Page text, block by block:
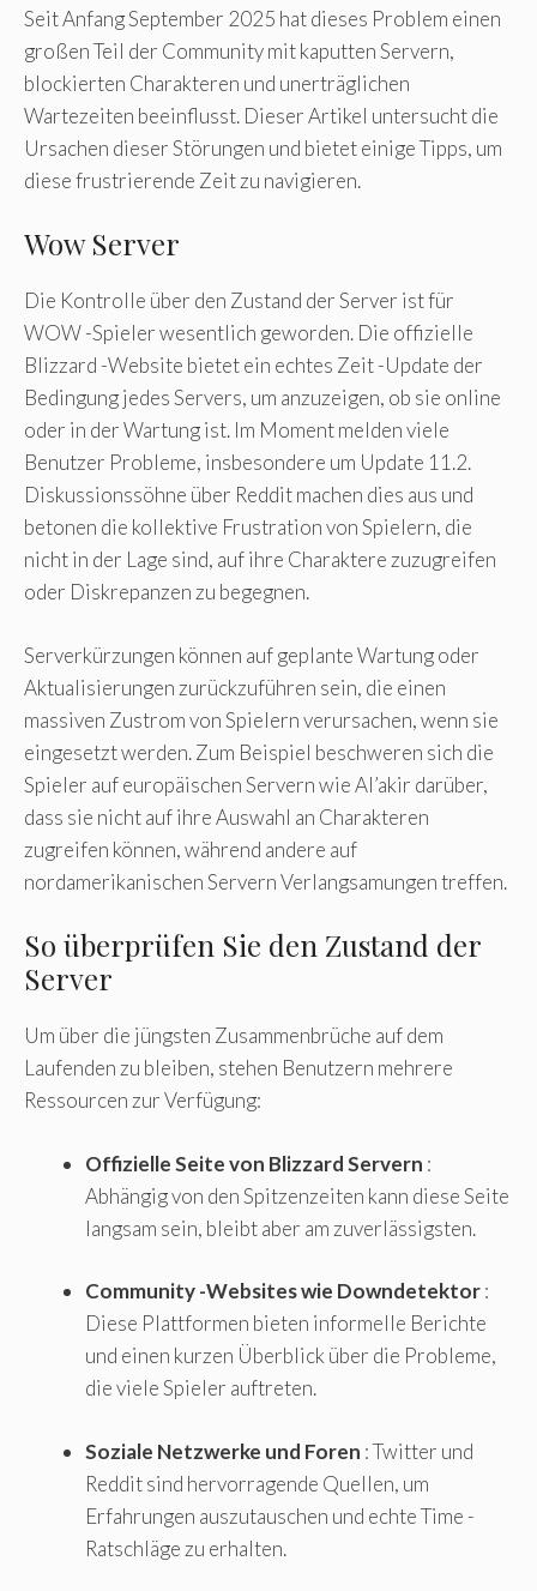
Seit Anfang September 2025 hat dieses Problem einen
großen Teil der Community mit kaputten Servern,
blockierten Charakteren und unerträglichen
Wartezeiten beeinflusst. Dieser Artikel untersucht die
Ursachen dieser Störungen und bietet einige Tipps, um
diese frustrierende Zeit zu navigieren.
Wow Server
Die Kontrolle über den Zustand der Server ist für
WOW -Spieler wesentlich geworden. Die offizielle
Blizzard -Website bietet ein echtes Zeit -Update der
Bedingung jedes Servers, um anzuzeigen, ob sie online
oder in der Wartung ist. Im Moment melden viele
Benutzer Probleme, insbesondere um Update 11.2.
Diskussionssöhne über Reddit machen dies aus und
betonen die kollektive Frustration von Spielern, die
nicht in der Lage sind, auf ihre Charaktere zuzugreifen
oder Diskrepanzen zu begegnen.
Serverkürzungen können auf geplante Wartung oder
Aktualisierungen zurückzuführen sein, die einen
massiven Zustrom von Spielern verursachen, wenn sie
eingesetzt werden. Zum Beispiel beschweren sich die
Spieler auf europäischen Servern wie Al’akir darüber,
dass sie nicht auf ihre Auswahl an Charakteren
zugreifen können, während andere auf
nordamerikanischen Servern Verlangsamungen treffen.
So überprüfen Sie den Zustand der
Server
Um über die jüngsten Zusammenbrüche auf dem
Laufenden zu bleiben, stehen Benutzern mehrere
Ressourcen zur Verfügung:
Offizielle Seite von Blizzard Servern :
Abhängig von den Spitzenzeiten kann diese Seite
langsam sein, bleibt aber am zuverlässigsten.
Community -Websites wie Downdetektor:
Diese Plattformen bieten informelle Berichte
und einen kurzen Überblick über die Probleme,
die viele Spieler auftreten.
Soziale Netzwerke und Foren : Twitter und
Reddit sind hervorragende Quellen, um
Erfahrungen auszutauschen und echte Time -
Ratschläge zu erhalten.